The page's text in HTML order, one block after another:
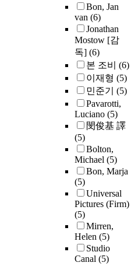
Bon, Jan
van (6)
Jonathan
Mostow [감
독] (6)
본 조비 (6)
이재형 (5)
민준기 (5)
Pavarotti,
Luciano (5)
閔俊基 譯
(5)
Bolton,
Michael (5)
Bon, Marja
(5)
Universal
Pictures (Firm)
(5)
Mirren,
Helen (5)
Studio
Canal (5)